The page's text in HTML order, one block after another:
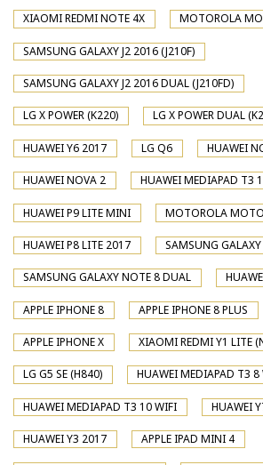
XIAOMI REDMI NOTE 4X MOTOROLA
SAMSUNG GALAXY J2 2016 (J210F)
SAMSUNG GALAXY J2 2016 DUAL (J210FD)
LG X POWER (K220) LG X POWER DUAL
HUAWEI Y6 2017 LG Q6 HUAWEI
HUAWEI NOVA 2 HUAWEI MEDIAPAD T3
HUAWEI P9 LITE MINI MOTOROLA
HUAWEI P8 LITE 2017 SAMSUNG
SAMSUNG GALAXY NOTE 8 DUAL
APPLE IPHONE 8 APPLE IPHONE 8 PLUS
APPLE IPHONE X XIAOMI REDMI Y1 LITE
LG G5 SE (H840) HUAWEI MEDIAPAD T3 8
HUAWEI MEDIAPAD T3 10 WIFI HUAWEI
HUAWEI Y3 2017 APPLE IPAD MINI 4